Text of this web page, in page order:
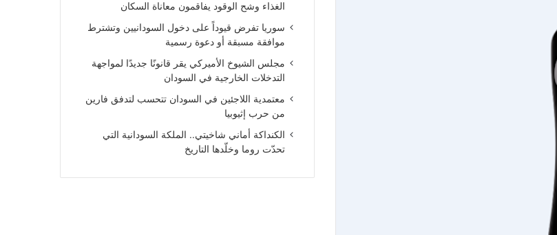
الغذاء وشح الوقود يفاقمون معاناة السكان
سوريا تفرض قيوداً على دخول السودانيين وتشترط
موافقة مسبقة أو دعوة رسمية
مجلس الشيوخ الأميركي يقر قانونًا جديدًا لمواجهة
التدخلات الخارجية في السودان
معتمدية اللاجئين في السودان تتحسب لتدفق فارين
من حرب إثيوبيا
الكنداكة أماني شاخيتي.. الملكة السودانية التي
تحدّت روما وخلّدها التاريخ